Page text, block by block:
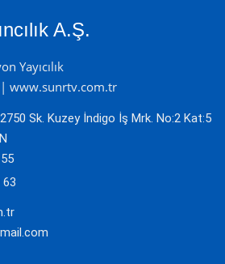
A.Ş.
Yayıcılık
www.sunrtv.com.tr
2750 Sk. Kuzey İndigo İş Mrk. No:2 Kat:5
63